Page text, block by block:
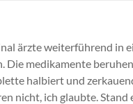
ärzte weiterführend in
medikamente
halbiert und
nicht, ich glaubte. Stand